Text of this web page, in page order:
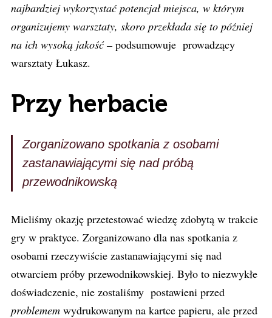
najbardziej wykorzystać potencjał miejsca, w którym
organizujemy warsztaty, skoro przekłada się to później
na ich wysoką jakość – podsumowuje prowadzący
warsztaty Łukasz.
Przy herbacie
Zorganizowano spotkania z osobami
zastanawiającymi się nad próbą
przewodnikowską
Mieliśmy okazję przetestować wiedzę zdobytą w trakcie
gry w praktyce. Zorganizowano dla nas spotkania z
osobami rzeczywiście zastanawiającymi się nad
otwarciem próby przewodnikowskiej. Było to niezwykłe
doświadczenie, nie zostaliśmy postawieni przed
problemem wydrukowanym na kartce papieru, ale przed